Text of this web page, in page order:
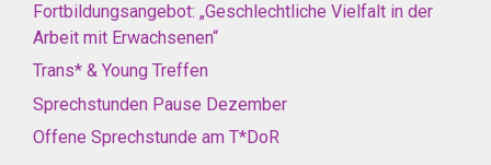
Fortbildungsangebot: „Geschlechtliche Vielfalt in der
Arbeit mit Erwachsenen“
Trans* & Young Treffen
Sprechstunden Pause Dezember
Offene Sprechstunde am T*DoR